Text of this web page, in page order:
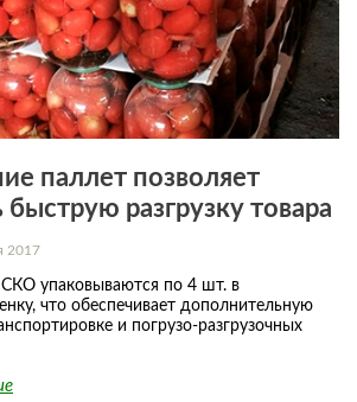
паллет позволяет
разгрузку товара
2017
упаковываются по 4 шт. в
что обеспечивает дополнительную
и погрузо-разгрузочных